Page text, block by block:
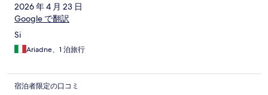
2026 年 4 月 23 日
Google で翻訳
Si
Ariadne、1 泊旅行
宿泊者限定の口コミ